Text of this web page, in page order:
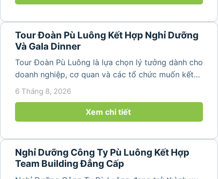
Tour Đoàn Pù Luông Kết Hợp Nghỉ Dưỡng
Và Gala Dinner
Tour Đoàn Pù Luông là lựa chọn lý tưởng dành cho
doanh nghiệp, cơ quan và các tổ chức muốn kết
hợp nghỉ dưỡng, tham quan và tổ chức các hoạt
nguyên sơ, không khí...
6 Tháng 8, 2026
Xem chi tiết
Nghỉ Dưỡng Công Ty Pù Luông Kết Hợp
Team Building Đẳng Cấp